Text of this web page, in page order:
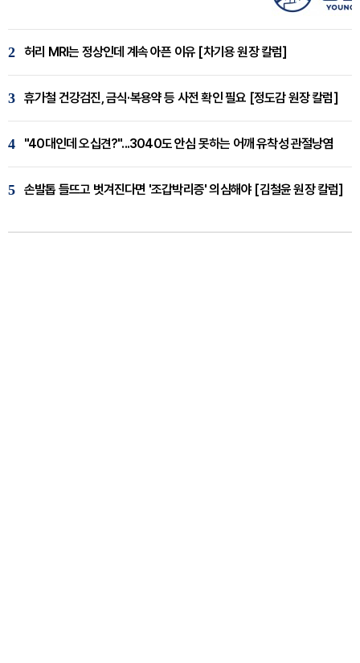
2 허리 MRI는 정상인데 계속 아픈 이유 [차기용 원장 칼럼]
3 휴가철 건강검진, 금식·복용약 등 사전 확인 필요 [정도감 원장 칼럼]
4 "40대인데 오십견?"...3040도 안심 못하는 어깨 유착성 관절낭염
5 손발톱 들뜨고 벗겨진다면 '조갑박리증' 의심해야 [김철윤 원장 칼럼]